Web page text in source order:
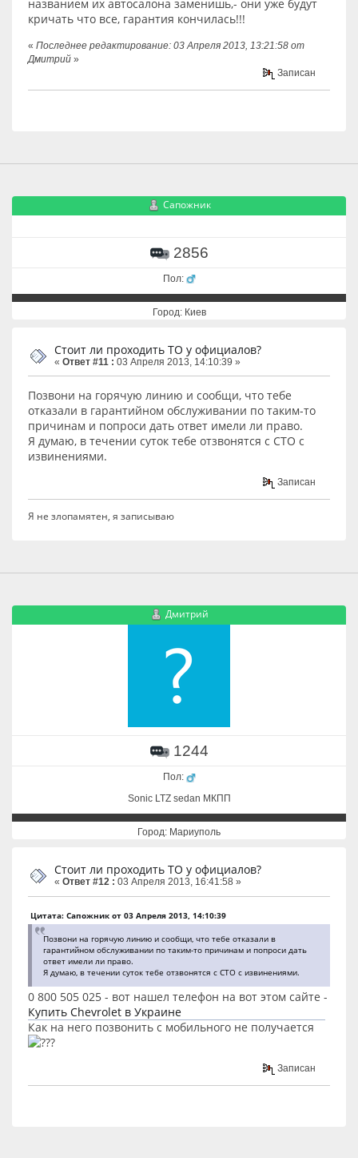
названием их автосалона заменишь,- они уже будут
кричать что все, гарантия кончилась!!!
« Последнее редактирование: 03 Апреля 2013, 13:21:58 от
Дмитрий »
Записан
Сапожник
2856
Пол:
Город: Киев
Стоит ли проходить ТО у официалов?
« Ответ #11 : 03 Апреля 2013, 14:10:39 »
Позвони на горячую линию и сообщи, что тебе
отказали в гарантийном обслуживании по таким-то
причинам и попроси дать ответ имели ли право.
Я думаю, в течении суток тебе отзвонятся с СТО с
извинениями.
Записан
Я не злопамятен, я записываю
Дмитрий
1244
Пол:
Sonic LTZ sedan МКПП
Город: Мариуполь
Стоит ли проходить ТО у официалов?
« Ответ #12 : 03 Апреля 2013, 16:41:58 »
Цитата: Сапожник от 03 Апреля 2013, 14:10:39
Позвони на горячую линию и сообщи, что тебе отказали в
гарантийном обслуживании по таким-то причинам и попроси дать
ответ имели ли право.
Я думаю, в течении суток тебе отзвонятся с СТО с извинениями.
0 800 505 025 - вот нашел телефон на вот этом сайте -
Купить Chevrolet в Украине
Как на него позвонить с мобильного не получается
Записан